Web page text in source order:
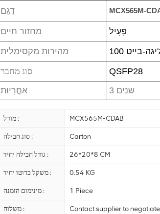
דֶגֶם
MCX565M-
מחזור חיים פָּעִיל
מהירות מקסימלית ג'יגה-בייט
סוג מחבר
QSFP28
אַחֲרָיוּת
3 שנים
מודל : MCX565M-CDAB
סוג חבילה : Carton
גודל חבילה יחיד : 26*20*8 CM
משקל ברוטו יחיד : 0.54 KG
מינימום הזמנה : 1 Piece
משלוח : Contact supplier to